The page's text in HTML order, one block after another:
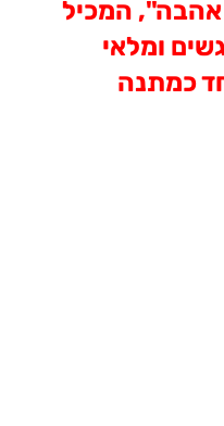
אהבה", המכיל
ומלאי
כמתנה